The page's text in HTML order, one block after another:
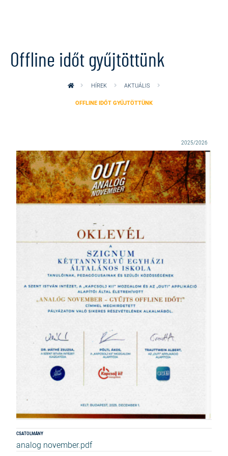
Offline időt gyűjtöttünk
HÍREK AKTUÁLIS
OFFLINE IDŐT GYŰJTÖTTÜNK
2025/2026
CSATOLMÁNY
analog november.pdf